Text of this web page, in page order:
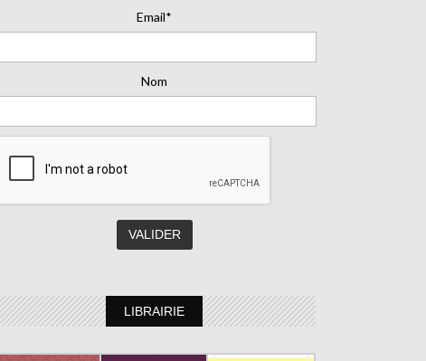
Email*
Nom
LIBRAIRIE